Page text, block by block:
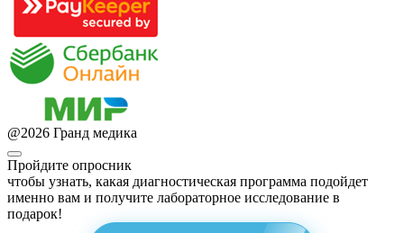
@2026 Гранд медика
Пройдите опросник
чтобы узнать, какая диагностическая программа подойдет
именно вам и получите лабораторное исследование в
подарок!